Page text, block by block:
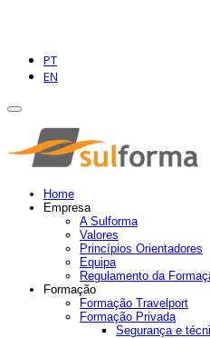
PT
EN
Home
Empresa
A Sulforma
Valores
Princípios Orientadores
Equipa
Regulamento da
Formação
Formação Travelport
Formação Privada
Segurança e